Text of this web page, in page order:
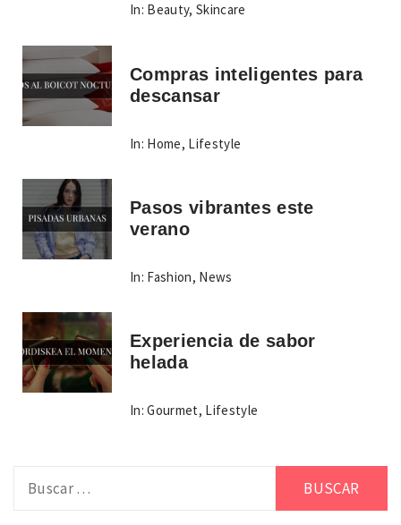
In: Beauty,Skincare
Compras inteligentes para
descansar
In: Home, Lifestyle
Pasos vibrantes este
verano
In: Fashion, News
Experiencia de sabor
helada
In: Gourmet, Lifestyle